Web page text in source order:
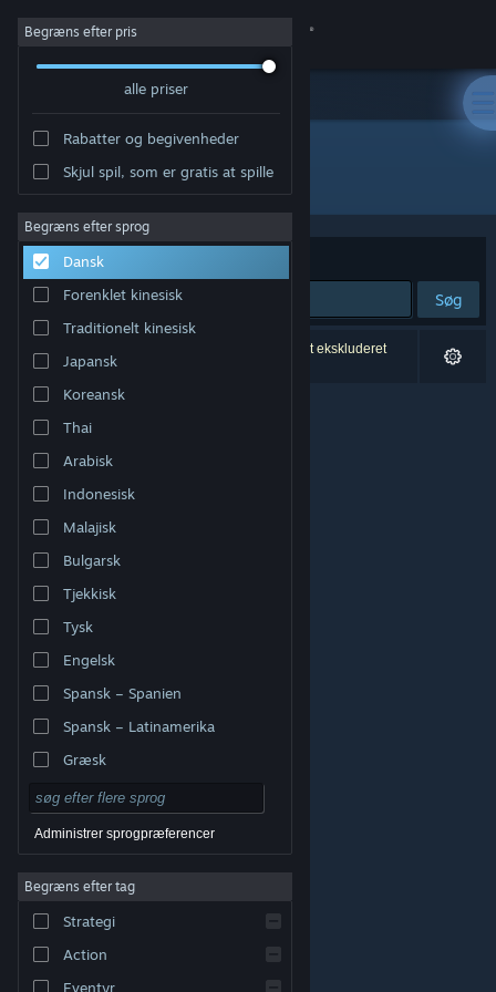
Log på
Om
Support
Skift sprog
Hent Steam-mobilappen
Vis desktop-webside
varemærker tilhører deres respektive indehavere i USA
Tilgængelighed
Refunderinger|
Begræns efter pris
alle priser
Rabatter og begivenheder
Skjul spil, som er gratis at spille
Begræns efter sprog
Dansk
Forenklet kinesisk
Traditionelt kinesisk
Japansk
Koreansk
Thai
Arabisk
Indonesisk
Malajisk
Bulgarsk
Tjekkisk
Tysk
Engelsk
Spansk – Spanien
Spansk – Latinamerika
Græsk
Administrer sprogpræferencer
Begræns efter tag
Strategi
Action
Eventyr
Udvikler: Protocol Games
Sorter efter Relevans
Søg
0 resultater matcher din søgning. 5 titler er blevet ekskluderet
baseret på dine præferencer.